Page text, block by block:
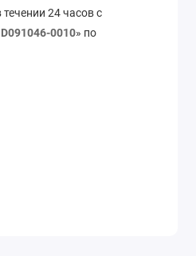
24 часов с
0010» по